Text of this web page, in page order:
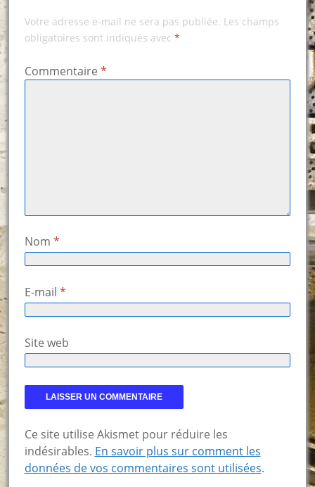
Votre adresse e-mail ne sera pas publiée. Les champs
obligatoires sont indiqués avec *
Commentaire *
Nom *
E-mail *
Site web
Ce site utilise Akismet pour réduire les
indésirables. En savoir plus sur comment les
données de vos commentaires sont utilisées.